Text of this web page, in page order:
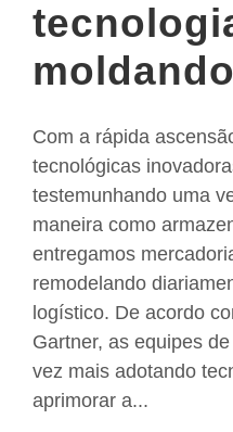
Com a rápida
tecnológicas
testemunhando uma
maneira como
entregamos
remodelando
logístico. De acordo
Gartner, as equipes
vez mais adotando
aprimorar a...